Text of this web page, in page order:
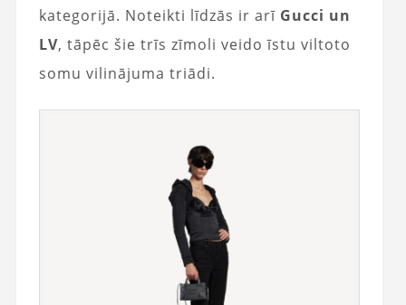
kategorijā. Noteikti līdzās ir arī Gucci un
LV, tāpēc šie trīs zīmoli veido īstu viltoto
somu vilinājuma triādi.